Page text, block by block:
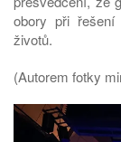
obory při řešení
životů.
(Autorem fotky